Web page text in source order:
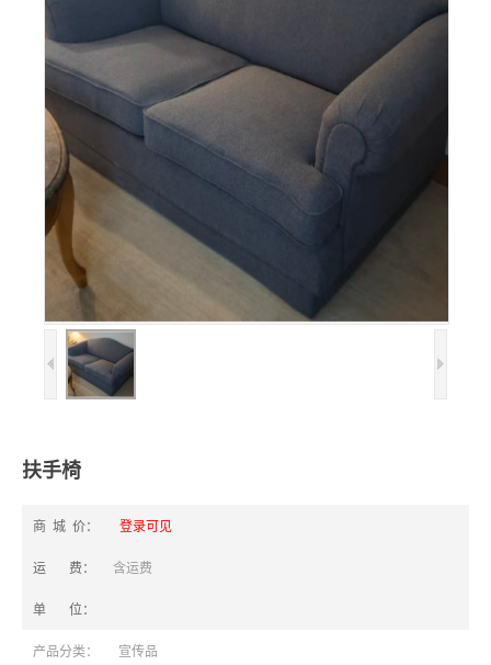
扶手椅
商 城 价： 登录可见
运 费： 含运费
单 位：
产品分类： 宣传品